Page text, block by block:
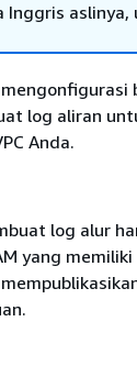
Inggris aslinya,
log aliran
Anda.
log alur
yang